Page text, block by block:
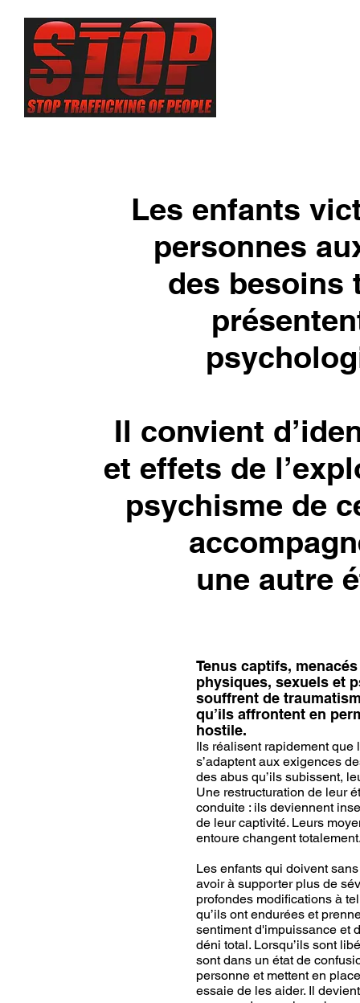
Les enfants
personnes
des besoins
Il convient
et effets de
psychisme de
une autre
Tenus captifs,
physiques, sexuels et
souffrent de
qu’ils affrontent en
hostile.
Ils réalisent rapidement que
s’adaptent aux exigences
des abus qu’ils subissent,
Une restructuration de leur
conduite : ils deviennent
de leur captivité. Leurs
entoure changent
Les enfants qui doivent
avoir à supporter plus de
profondes modifications à
qu’ils ont endurées et
sentiment d'impuissance et
déni total. Lorsqu’ils sont
sont dans un état de
personne et mettent en
essaie de les aider. Il